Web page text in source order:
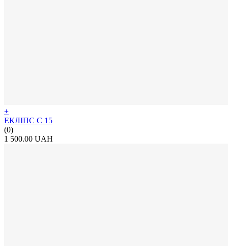
+
ЕКЛІПС С 15
(0)
1 500.00 UAH